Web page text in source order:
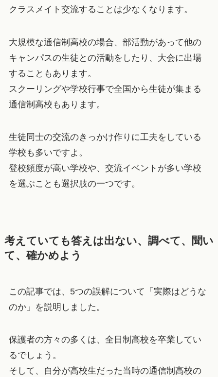
クラスメイト交流することは少なくなります。
大規模な通信制高校の場合、部活動があって他の
キャンパスの生徒との活動をしたり、大会に出場
することもあります。
スクーリングや学校行事で全国から生徒が集まる
通信制高校もあります。
生徒同士の交流のきっかけ作りに工夫をしている
学校も多いですよ。
登校頻度が高い学校や、交流イベントが多い学校
を選ぶことも選択肢の一つです。
考えていても答えは出ない、調べて、聞い
て、確かめよう
この記事では、5つの誤解について「実際はどうな
のか」を説明しました。
保護者の方々の多くは、全日制高校を卒業してい
るでしょう。
そして、自分が高校生だった当時の通信制高校の